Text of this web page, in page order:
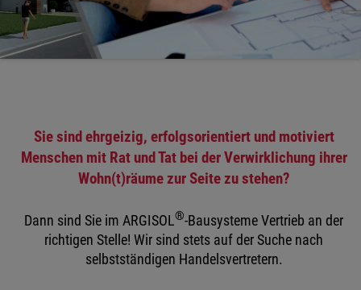
Sie sind ehrgeizig, erfolgsorientiert und motiviert
Menschen mit Rat und Tat bei der Verwirklichung ihrer
Wohn(t)räume zur Seite zu stehen?
Dann sind Sie im ARGISOL®-Bausysteme Vertrieb an der
richtigen Stelle! Wir sind stets auf der Suche nach
selbstständigen Handelsvertretern.